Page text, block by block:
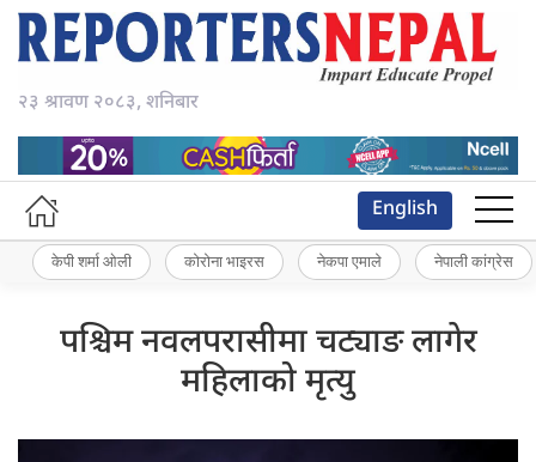
२३ श्रावण २०८३, शनिबार
English
केपी शर्मा ओली कोरोना भाइरस नेकपा एमाले नेपाली कांग्रेस
पश्चिम नवलपरासीमा चट्याङ लागेर
महिलाको मृत्यु